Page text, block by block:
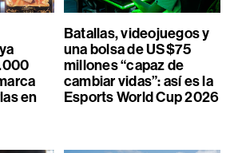
en
Batallas, videojuegos y
una bolsa de US$75
millones “capaz de
cambiar vidas”: así es la
Esports World Cup 2026